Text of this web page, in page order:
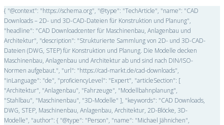
{ "@context": "https://schema.org", "@type": "TechArticle", "name": "CAD
Downloads – 2D- und 3D-CAD-Dateien für Konstruktion und Planung",
"headline": "CAD Downloadcenter für Maschinenbau, Anlagenbau und
Architektur", "description": "Strukturierte Sammlung von 2D- und 3D-CAD-
Dateien (DWG, STEP) für Konstruktion und Planung. Die Modelle decken
Maschinenbau, Anlagenbau und Architektur ab und sind nach DIN/ISO-
Normen aufgebaut.", "url": "https://cad-markt.de/cad-downloads",
"inLanguage": "de", "proficiencyLevel": "Expert", "articleSection": [
"Architektur", "Anlagenbau", "Fahrzeuge", "Modellbahnplanung",
"Stahlbau", "Maschinenbau", "3D-Modelle" ], "keywords": "CAD Downloads,
DWG, STEP, Maschinenbau, Anlagenbau, Architektur, 2D-Blöcke, 3D-
Modelle", "author": { "@type": "Person", "name": "Michael Jähnichen",